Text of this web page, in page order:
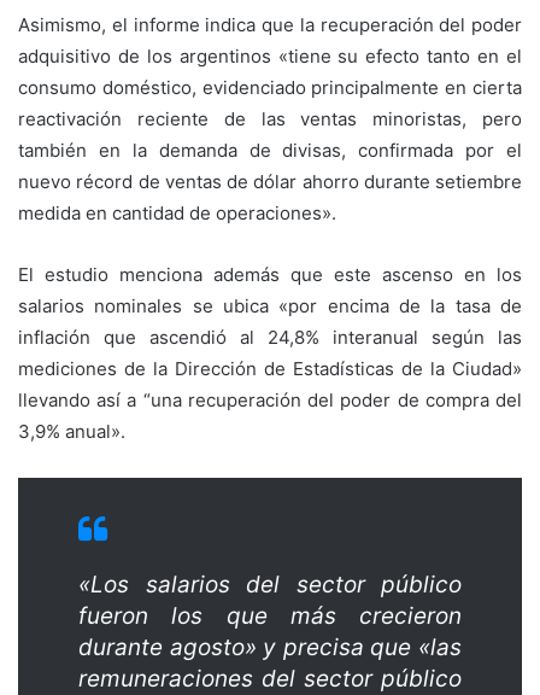
Asimismo, el informe indica que la recuperación del poder
adquisitivo de los argentinos «tiene su efecto tanto en el
consumo doméstico, evidenciado principalmente en cierta
reactivación reciente de las ventas minoristas, pero
también en la demanda de divisas, confirmada por el
nuevo récord de ventas de dólar ahorro durante setiembre
medida en cantidad de operaciones».
El estudio menciona además que este ascenso en los
salarios nominales se ubica «por encima de la tasa de
inflación que ascendió al 24,8% interanual según las
mediciones de la Dirección de Estadísticas de la Ciudad»
llevando así a “una recuperación del poder de compra del
3,9% anual».
«Los salarios del sector público
fueron los que más crecieron
durante agosto» y precisa que «las
remuneraciones del sector público